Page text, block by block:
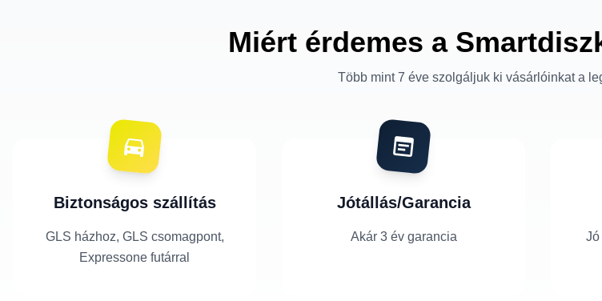
Miért érdemes a
Több mint 7 éve szolgáljuk ki vásárlóinkat a
Biztonságos szállítás
GLS házhoz, GLS csomagpont,
Expressone futárral
Jótállás/Garancia
Akár 3 év garancia Jó